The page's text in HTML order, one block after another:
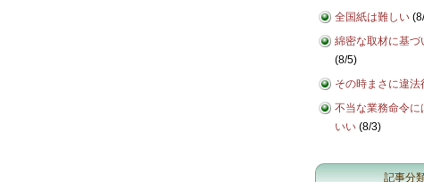
全国紙は難しい (
綿密な取材に基づ
(8/5)
その時まさに違法
不当な業務命令に
いい (8/3)
記事分